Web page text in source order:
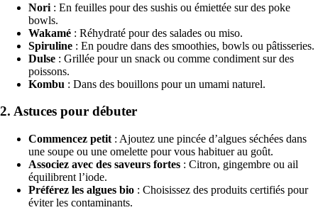
Nori : En feuilles pour des sushis ou émiettée sur des poke
bowls.
Wakamé : Réhydraté pour des salades ou miso.
Spiruline : En poudre dans des smoothies, bowls ou pâtisseries.
Dulse : Grillée pour un snack ou comme condiment sur des
poissons.
Kombu : Dans des bouillons pour un umami naturel.
2. Astuces pour débuter
Commencez petit : Ajoutez une pincée d’algues séchées dans
une soupe ou une omelette pour vous habituer au goût.
Associez avec des saveurs fortes : Citron, gingembre ou ail
équilibrent l’iode.
Préférez les algues bio : Choisissez des produits certifiés pour
éviter les contaminants.